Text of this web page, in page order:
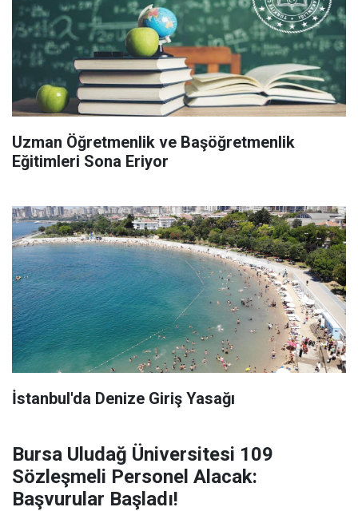
Uzman Öğretmenlik ve Başöğretmenlik
Eğitimleri Sona Eriyor
İstanbul'da Denize Giriş Yasağı
Bursa Uludağ Üniversitesi 109
Sözleşmeli Personel Alacak:
Başvurular Başladı!